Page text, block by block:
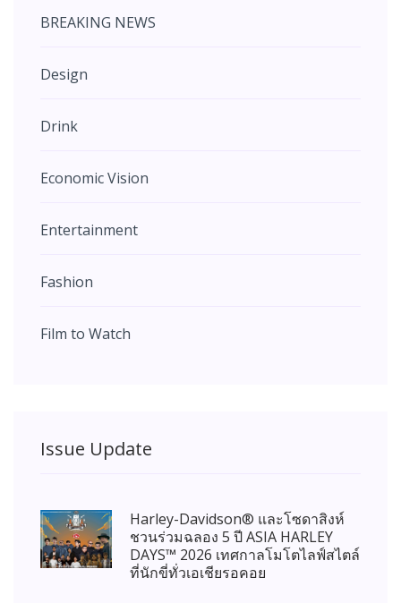
BREAKING NEWS
Design
Drink
Economic Vision
Entertainment
Fashion
Film to Watch
Issue Update
Harley-Davidson® และโซดาสิงห์
ชวนร่วมฉลอง 5 ปี ASIA HARLEY
DAYS™ 2026 เทศกาลโมโตไลฟ์สไตล์
ที่นักขี่ทั่วเอเชียรอคอย